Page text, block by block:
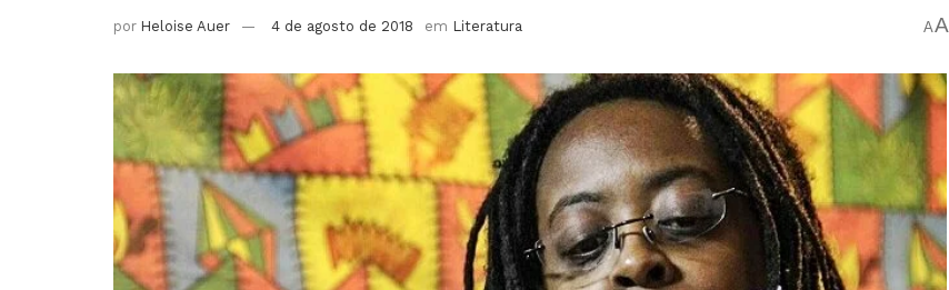
por Heloise Auer 4 de agosto de 2018 em Literatura AA